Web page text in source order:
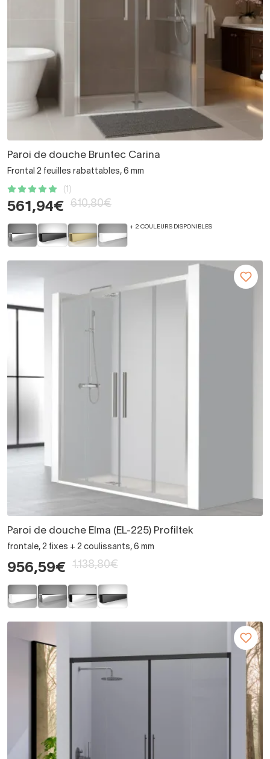
Paroi de douche Bruntec Carina
Frontal 2 feuilles rabattables, 6 mm
(1)
561,94€ 610,80€
+ 2 COULEURS DISPONIBLES
Paroi de douche Elma (EL-225) Profiltek
frontale, 2 fixes + 2 coulissants, 6 mm
956,59€ 1.138,80€